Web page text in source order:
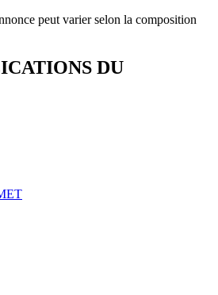
peut varier selon la composition
DU